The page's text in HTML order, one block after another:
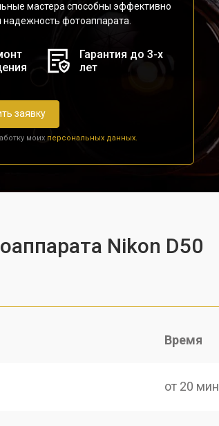
мастера способны эффективно
надежность фотоаппарата.
Гарантия до 3-х
лет
заявку
моих персональных данных.
Nikon D50
Время
от 20 мин